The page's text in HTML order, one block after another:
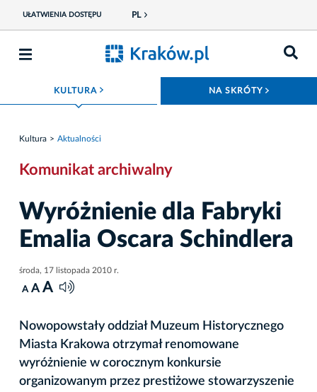
UŁATWIENIA DOSTĘPU PL
KULTURA ROZWIŃ MENU NA SKRÓTY
Kultura Aktualności
Komunikat archiwalny
Wyróżnienie dla Fabryki
Emalia Oscara Schindlera
środa, 17 listopada 2010 r.
A A A
Nowopowstały oddział Muzeum Historycznego
Miasta Krakowa otrzymał renomowane
wyróżnienie w corocznym konkursie
organizowanym przez prestiżowe stowarzyszenie